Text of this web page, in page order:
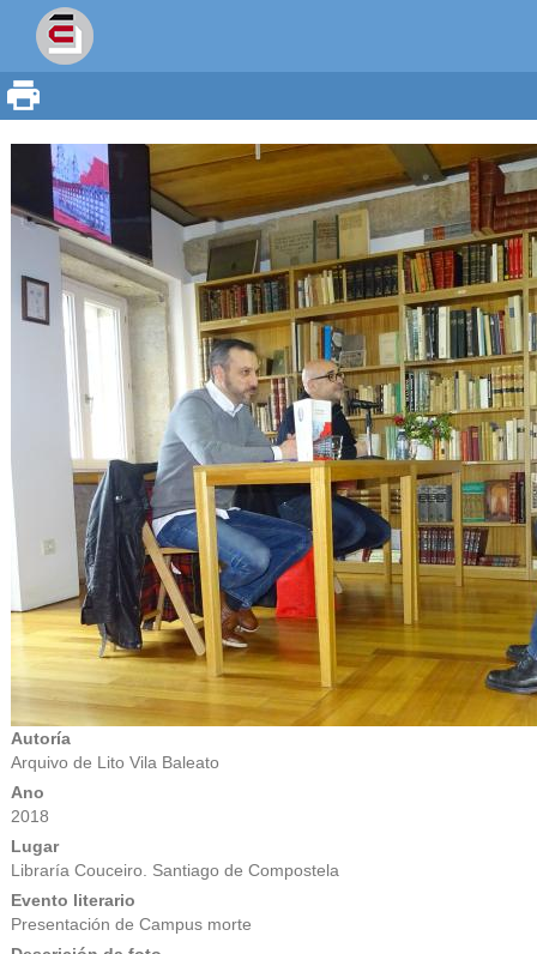
Autoría
Arquivo de Lito Vila Baleato
Ano
2018
Lugar
Libraría Couceiro. Santiago de Compostela
Evento literario
Presentación de Campus morte